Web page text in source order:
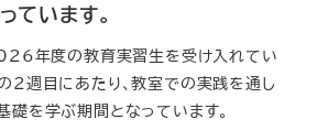
ています。
年度の教育実習生を受け入れてい
2週目にあたり、教室での実践を通し
礎を学ぶ期間となっています。